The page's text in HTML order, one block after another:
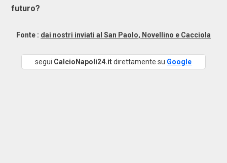
futuro?
Fonte : dai nostri inviati al San Paolo, Novellino e Cacciola
segui CalcioNapoli24.itdirettamente su Google